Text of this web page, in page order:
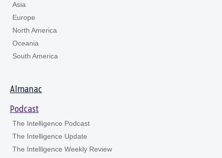
Asia
Europe
North America
Oceania
South America
Almanac
Podcast
The Intelligence Podcast
The Intelligence Update
The Intelligence Weekly Review